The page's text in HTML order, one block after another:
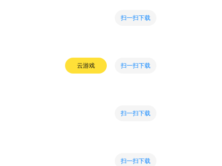
扫一扫下载
云游戏 扫一扫下载
扫一扫下载
扫一扫下载